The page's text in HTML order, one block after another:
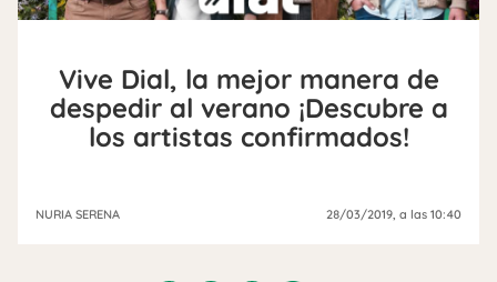
Vive Dial, la mejor manera de
despedir al verano ¡Descubre a
los artistas confirmados!
NURIA SERENA 28/03/2019 , a las 10:40